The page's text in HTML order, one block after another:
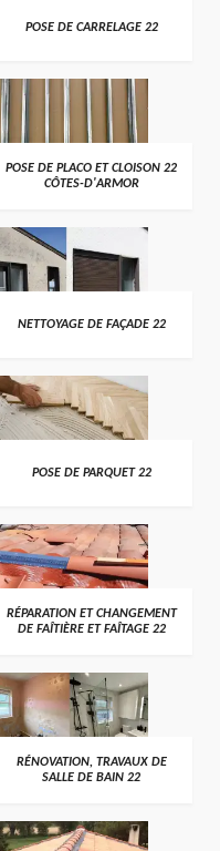
POSE DE CARRELAGE 22
POSE DE PLACO ET CLOISON 22
CÔTES-D'ARMOR
NETTOYAGE DE FAÇADE 22
POSE DE PARQUET 22
RÉPARATION ET CHANGEMENT
DE FAÎTIÈRE ET FAÎTAGE 22
RÉNOVATION, TRAVAUX DE
SALLE DE BAIN 22